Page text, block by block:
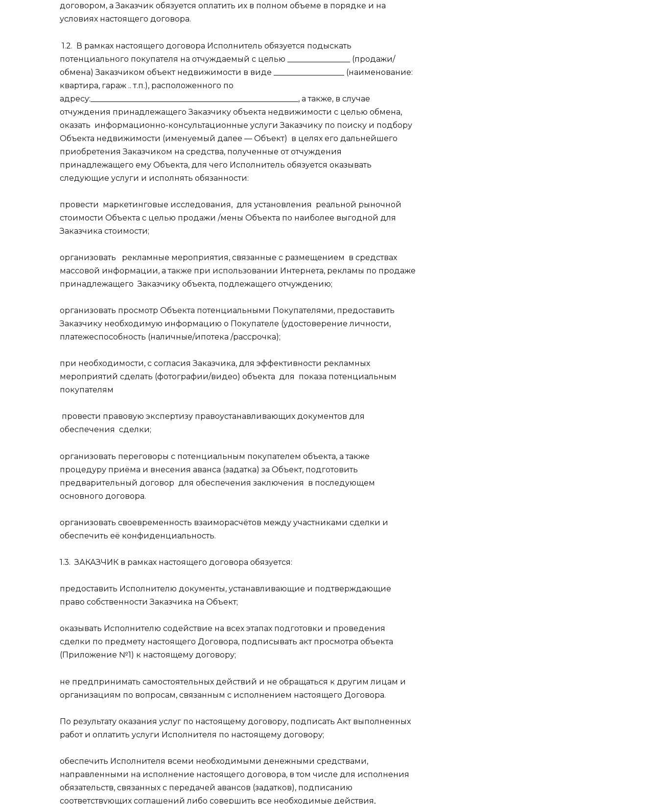
договором, а Заказчик обязуется оплатить их в полном объеме в порядке и на
условиях настоящего договора.
1.2. В рамках настоящего договора Исполнитель обязуется подыскать
потенциального покупателя на отчуждаемый с целью ________________ (продажи/
обмена) Заказчиком объект недвижимости в виде __________________ (наименование:
квартира, гараж .. т.п.), расположенного по
адресу:_____________________________________________________, а также, в случае
отчуждения принадлежащего Заказчику объекта недвижимости с целью обмена,
оказать информационно-консультационные услуги Заказчику по поиску и подбору
Объекта недвижимости (именуемый далее — Объект) в целях его дальнейшего
приобретения Заказчиком на средства, полученные от отчуждения
принадлежащего ему Объекта, для чего Исполнитель обязуется оказывать
следующие услуги и исполнять обязанности:
провести маркетинговые исследования, для установления реальной рыночной
стоимости Объекта с целью продажи /мены Объекта по наиболее выгодной для
Заказчика стоимости;
организовать рекламные мероприятия, связанные с размещением в средствах
массовой информации, а также при использовании Интернета, рекламы по продаже
принадлежащего Заказчику объекта, подлежащего отчуждению;
организовать просмотр Объекта потенциальными Покупателями, предоставить
Заказчику необходимую информацию о Покупателе (удостоверение личности,
платежеспособность (наличные/ипотека /рассрочка);
при необходимости, с согласия Заказчика, для эффективности рекламных
мероприятий сделать (фотографии/видео) объекта для показа потенциальным
покупателям
провести правовую экспертизу правоустанавливающих документов для
обеспечения сделки;
организовать переговоры с потенциальным покупателем объекта, а также
процедуру приёма и внесения аванса (задатка) за Объект, подготовить
предварительный договор для обеспечения заключения в последующем
основного договора.
организовать своевременность взаиморасчётов между участниками сделки и
обеспечить её конфиденциальность.
1.3. ЗАКАЗЧИК в рамках настоящего договора обязуется:
предоставить Исполнителю документы, устанавливающие и подтверждающие
право собственности Заказчика на Объект;
оказывать Исполнителю содействие на всех этапах подготовки и проведения
сделки по предмету настоящего Договора, подписывать акт просмотра объекта
(Приложение №1) к настоящему договору;
не предпринимать самостоятельных действий и не обращаться к другим лицам и
организациям по вопросам, связанным с исполнением настоящего Договора.
По результату оказания услуг по настоящему договору, подписать Акт выполненных
работ и оплатить услуги Исполнителя по настоящему договору;
обеспечить Исполнителя всеми необходимыми денежными средствами,
направленными на исполнение настоящего договора, в том числе для исполнения
обязательств, связанных с передачей авансов (задатков), подписанию
соответствующих соглашений либо совершить все необходимые действия,